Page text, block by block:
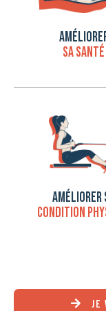
SA SANTÉ
AMÉLIORER
CONDITION
JE